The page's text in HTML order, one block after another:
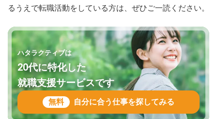
るうえで転職活動をしている方は、ぜひご一読ください。
ハタラクティブは
20代に特化した
就職支援サービスです
無料 自分に合う仕事を探してみる